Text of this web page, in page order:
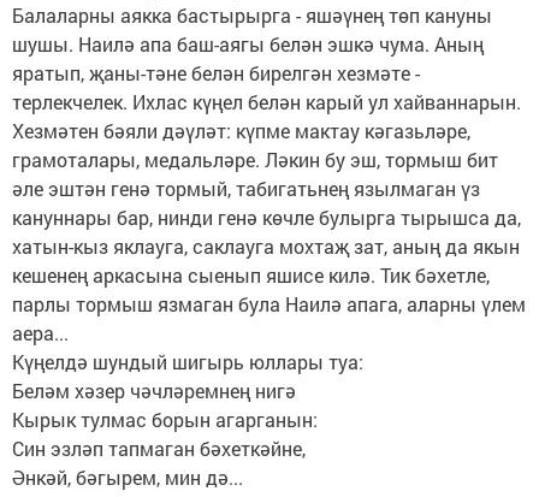
Балаларны аякка бастырырга - яшәүнең төп кануны
шушы. Наилә апа баш-аягы белән эшкә чума. Аның
яратып, җаны-тәне белән бирелгән хезмәте -
терлекчелек. Ихлас күңел белән карый ул хайваннарын.
Хезмәтен бәяли дәүләт: күпме мактау кәгазьләре,
грамоталары, медальләре. Ләкин бу эш, тормыш бит
әле эштән генә тормый, табигатьнең язылмаган үз
кануннары бар, нинди генә көчле булырга тырышса да,
хатын-кыз яклауга, саклауга мохтаҗ зат, аның да якын
кешенең аркасына сыенып яшисе килә. Тик бәхетле,
парлы тормыш язмаган була Наилә апага, аларны үлем
аера...
Күңелдә шундый шигырь юллары туа:
Беләм хәзер чәчләремнең нигә
Кырык тулмас борын агарганын:
Син эзләп тапмаган бәхеткәйне,
Әнкәй, бәгырем, мин дә...